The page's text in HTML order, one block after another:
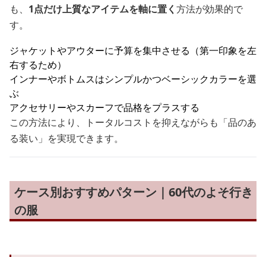
も、 1点だけ上質なアイテムを軸に置く 方法が効果的で
す。
ジャケットやアウターに予算を集中させる（第一印象を左
右するため）
インナーやボトムスはシンプルかつベーシックカラーを選
ぶ
アクセサリーやスカーフで品格をプラスする
この方法により、トータルコストを抑えながらも「品のあ
る装い」を実現できます。
ケース別おすすめパターン｜60代のよそ行き
の服